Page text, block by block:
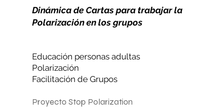
Dinámica de Cartas para trabajar la
Polarización en los grupos
Educación personas adultas
Polarización
Facilitación de Grupos
Proyecto Stop Polarization